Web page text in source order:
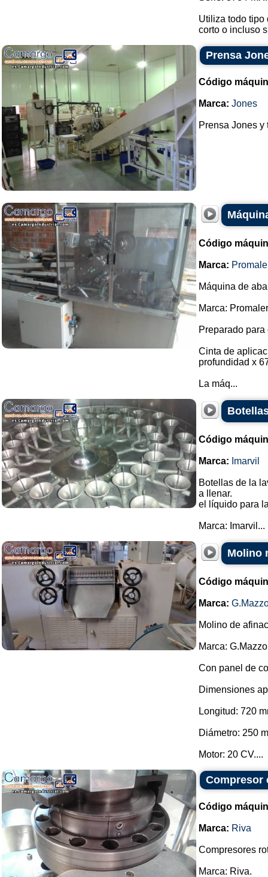
Utiliza todo tipo
corto o incluso
Prensa
Código
Marca: Jones
Prensa Jones y
Código
Marca:
Máquina de
Marca:
Preparado
Cinta de
profundidad x
La máq...
Código
Marca: Imarvil
Botellas de la
a llenar.
el líquido para
Marca: Imarvil...
Molino
Código
Marca:
Molino de
Marca:
Con panel de
Dimensiones
Longitud: 720
Diámetro: 250
Motor: 20 CV....
Compresor
Código
Marca: Riva
Compresores
Marca: Riva.